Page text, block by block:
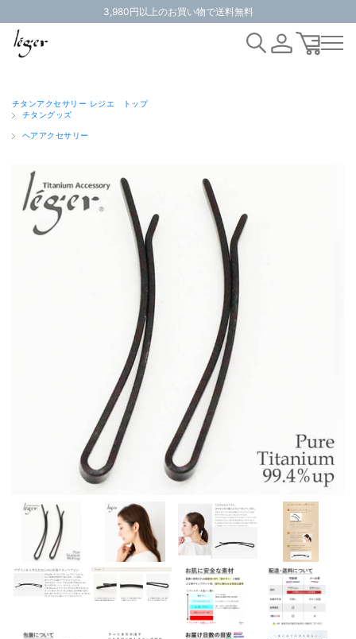
3,980円以上のお買い物で送料無料
チタンアクセサリー レジエ トップ
チタングッズ
ヘアアクセサリー